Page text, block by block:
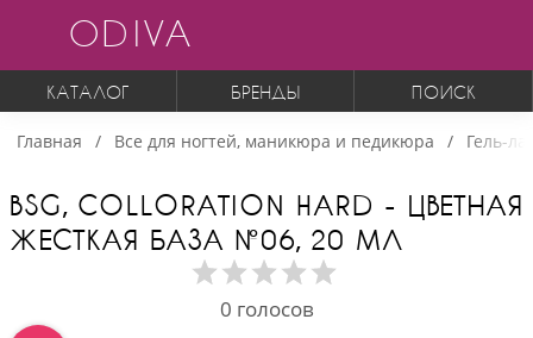
ODIVA
КАТАЛОГ БРЕНДЫ ПОИСК
Главная Все для ногтей, маникюра и педикюра Гель-
BSG, COLLORATION HARD - ЦВЕТНАЯ
ЖЕСТКАЯ БАЗА №06, 20 МЛ
0 голосов